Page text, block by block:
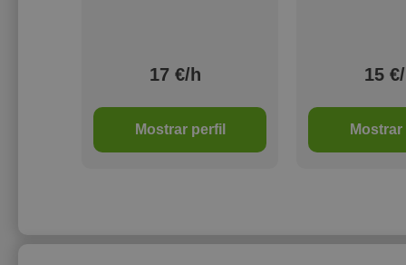
17 €/h
Mostrar perfil
15
Mostrar